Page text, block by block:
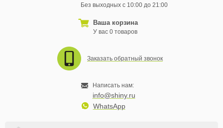
Без выходных с 10:00 до 21:00
Ваша корзина
У вас 0 товаров
Заказать обратный звонок
Написать нам:
info@shiny.ru
WhatsApp